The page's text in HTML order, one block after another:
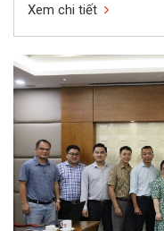
Xem chi tiết